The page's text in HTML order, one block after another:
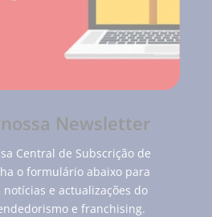
Newsletter
Central de Subscrição de
o formulário abaixo para
e actualizações do
e franchising.